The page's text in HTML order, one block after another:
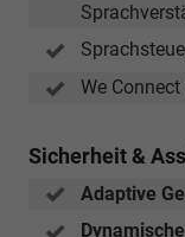
We
Sicherheit &
Adaptive